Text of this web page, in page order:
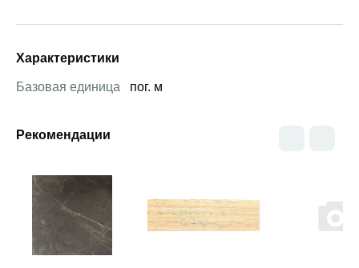
Характеристики
Базовая единица пог. м
Рекомендации